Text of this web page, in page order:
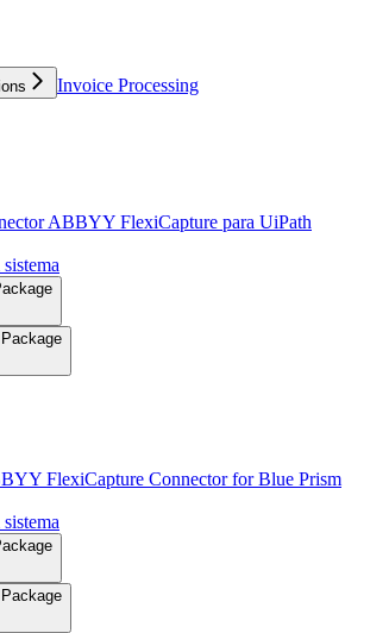
Invoice Processing
ABBYY FlexiCapture para UiPath
FlexiCapture Connector for Blue Prism